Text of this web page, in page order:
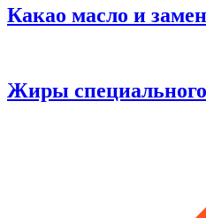
Какао масло и
Жиры